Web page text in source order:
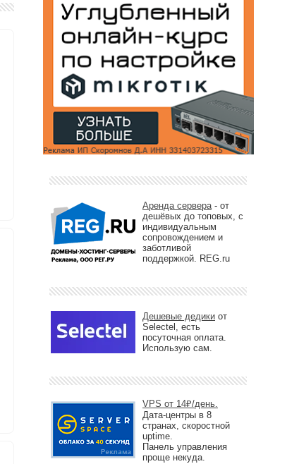
Аренда сервера- от
дешёвых до топовых, с
индивидуальным
сопровождением и
заботливой
поддержкой. REG.ru
Дешевые дедики от
Selectel, есть
посуточная оплата.
Использую сам.
VPS от 14₽/день.
Дата-центры в 8
странах, скоростной
uptime.
Панель управления
проще некуда.